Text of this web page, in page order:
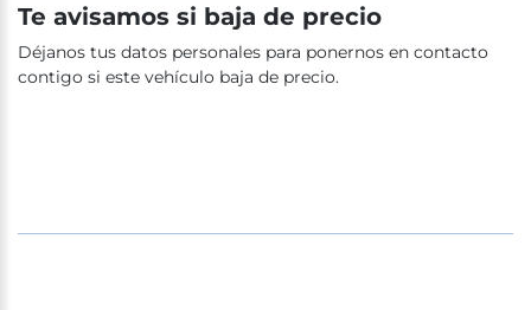
Te avisamos si baja de precio
Déjanos tus datos personales para ponernos en contacto
contigo si este vehículo baja de precio.